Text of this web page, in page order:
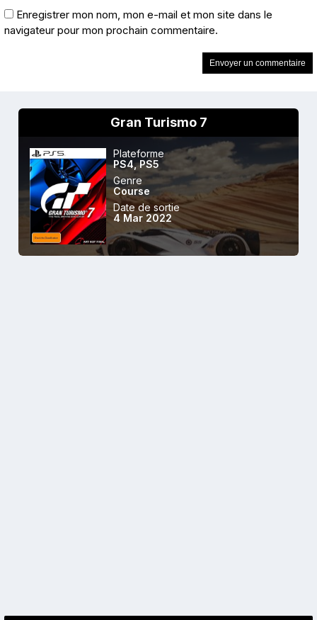
Enregistrer mon nom, mon e-mail et mon site dans le
navigateur pour mon prochain commentaire.
Gran Turismo 7
Plateforme
PS4,PS5
Genre
Course
Date de sortie
4 Mar 2022